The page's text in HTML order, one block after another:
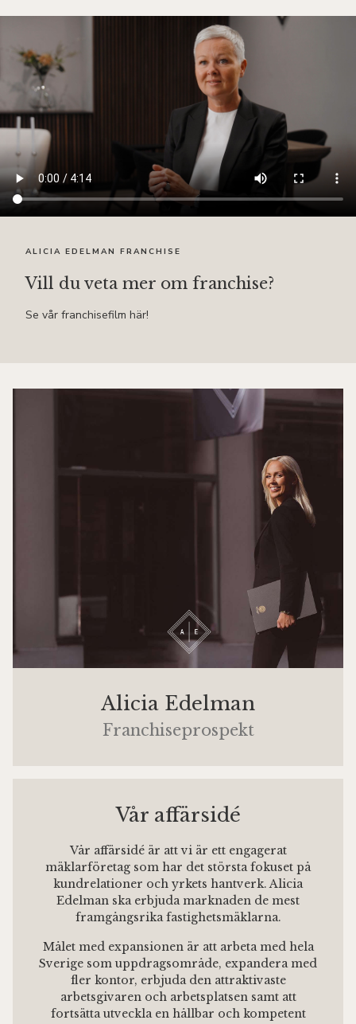
ALICIA EDELMAN FRANCHISE
Vill du veta mer om franchise?
Se vår franchisefilm här!
Alicia Edelman
Franchiseprospekt
Vår affärsidé
Vår affärsidé är att vi är ett engagerat
mäklarföretag som har det största fokuset på
kundrelationer och yrkets hantverk. Alicia
Edelman ska erbjuda marknaden de mest
framgångsrika fastighetsmäklarna.
Målet med expansionen är att arbeta med hela
Sverige som uppdragsområde, expandera med
fler kontor, erbjuda den attraktivaste
arbetsgivaren och arbetsplatsen samt att
fortsätta utveckla en hållbar och kompetent